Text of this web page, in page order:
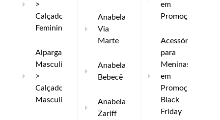
>
Calçados
Femininos
Alpargata
Masculina
>
Calçados
Masculinos
Anabela
Via
Marte
Anabela
Bebecê
Anabelas
Zariff
em
Promoção
Acessórios
para
Meninas
em
Promoção
Black
Friday